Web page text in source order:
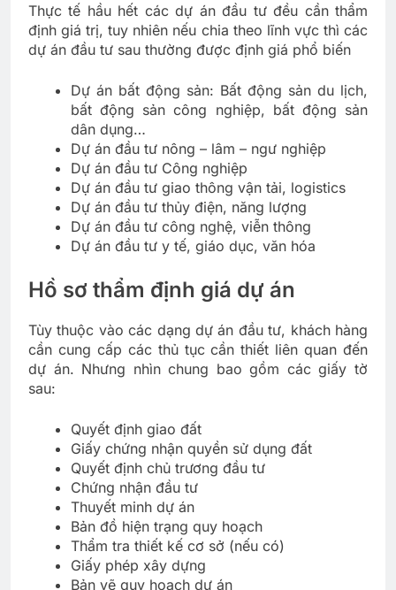
Thực tế hầu hết các dự án đầu tư đều cần thẩm
định giá trị, tuy nhiên nếu chia theo lĩnh vực thì các
dự án đầu tư sau thường được định giá phổ biến
Dự án bất động sản: Bất động sản du lịch,
bất động sản công nghiệp, bất động sản
dân dụng…
Dự án đầu tư nông – lâm – ngư nghiệp
Dự án đầu tư Công nghiệp
Dự án đầu tư giao thông vận tải, logistics
Dự án đầu tư thủy điện, năng lượng
Dự án đầu tư công nghệ, viễn thông
Dự án đầu tư y tế, giáo dục, văn hóa
Hồ sơ thẩm định giá dự án
Tùy thuộc vào các dạng dự án đầu tư, khách hàng
cần cung cấp các thủ tục cần thiết liên quan đến
dự án. Nhưng nhìn chung bao gồm các giấy tờ
sau:
Quyết định giao đất
Giấy chứng nhận quyền sử dụng đất
Quyết định chủ trương đầu tư
Chứng nhận đầu tư
Thuyết minh dự án
Bản đồ hiện trạng quy hoạch
Thẩm tra thiết kế cơ sở (nếu có)
Giấy phép xây dựng
Bản vẽ quy hoạch dự án